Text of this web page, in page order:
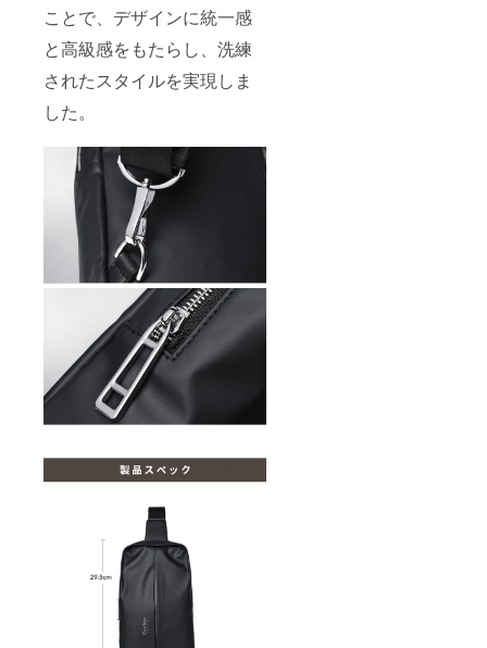
ことで、デザインに統一感
と高級感をもたらし、洗練
されたスタイルを実現しま
した。